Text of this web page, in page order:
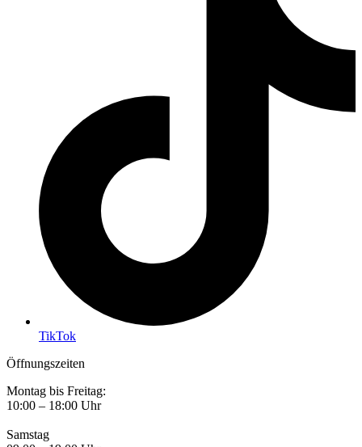
TikTok
Öffnungszeiten
Montag bis Freitag:
10:00 – 18:00 Uhr
Samstag